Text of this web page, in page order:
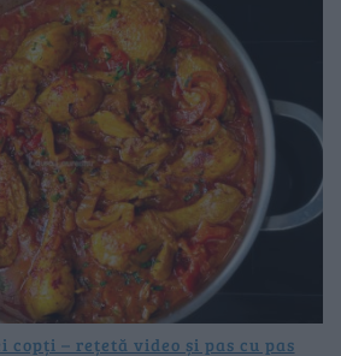
copți – rețetă video și pas cu pas